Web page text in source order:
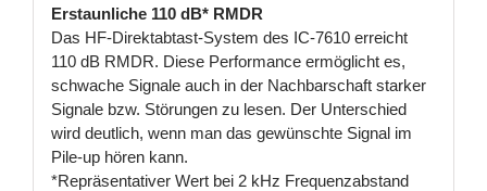
Erstaunliche 110 dB* RMDR
Das HF-Direktabtast-System des IC-7610 erreicht
110 dB RMDR. Diese Performance ermöglicht es,
schwache Signale auch in der Nachbarschaft starker
Signale bzw. Störungen zu lesen. Der Unterschied
wird deutlich, wenn man das gewünschte Signal im
Pile-up hören kann.
*Repräsentativer Wert bei 2 kHz Frequenzabstand